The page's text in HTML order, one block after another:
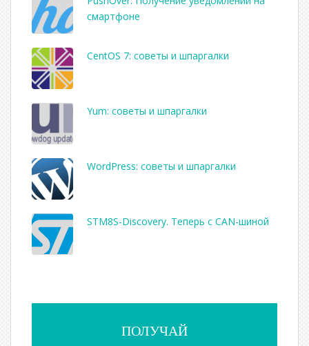
смартфоне
CentOS 7: советы и шпаргалки
Yum: советы и шпаргалки
WordPress: советы и шпаргалки
STM8S-Discovery. Теперь с CAN-шиной
ПОЛУЧАЙ